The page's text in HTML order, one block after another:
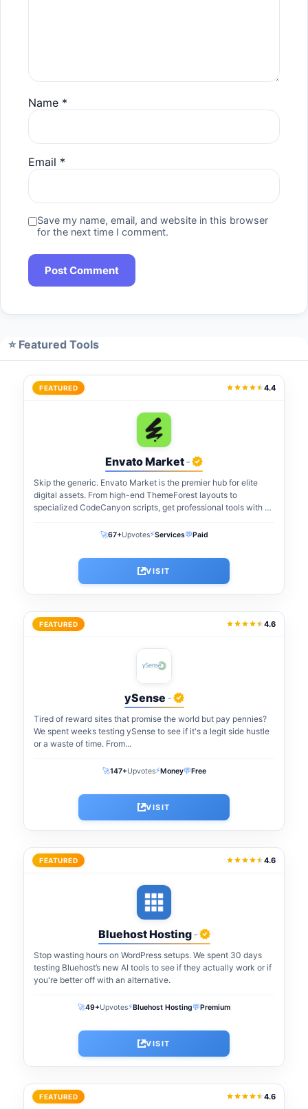
Name *
Email *
Save my name, email, and website in this browser
for the next time I comment.
⭐ Featured Tools
FEATURED 4.4
Envato Market-
Skip the generic. Envato Market is the premier hub for elite
digital assets. From high-end ThemeForest layouts to
specialized CodeCanyon scripts, get professional tools with a
🚀67+Upvotes⚡Services💬Paid
VISIT
FEATURED 4.6
ySense -
Tired of reward sites that promise the world but pay pennies?
We spent weeks testing ySense to see if it's a legit side hustle
or a waste of time. From...
🚀147+Upvotes⚡Money💬Free
VISIT
FEATURED 4.6
Bluehost Hosting-
Stop wasting hours on WordPress setups. We spent 30 days
testing Bluehost’s new AI tools to see if they actually work or if
you're better off with an alternative.
🚀49+Upvotes⚡Bluehost Hosting💬Premium
VISIT
FEATURED 4.6